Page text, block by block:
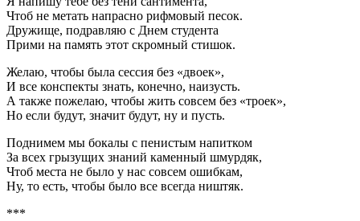
Чтоб не метать напрасно рифмовый песок.
Дружище, подравляю с Днем студента
Прими на память этот скромный стишок.
Желаю, чтобы была сессия без «двоек»,
И все конспекты знать, конечно, наизусть.
А также пожелаю, чтобы жить совсем без «троек»,
Но если будут, значит будут, ну и пусть.
Поднимем мы бокалы с пенистым напитком
За всех грызущих знаний каменный шмурдяк,
Чтоб места не было у нас совсем ошибкам,
Ну, то есть, чтобы было все всегда ништяк.
***